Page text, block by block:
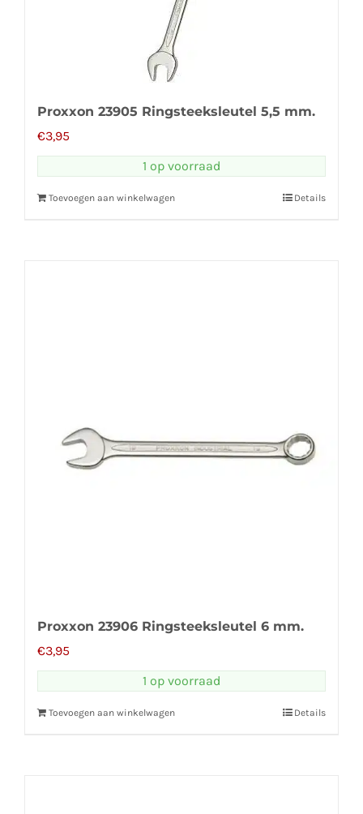
Proxxon 23905 Ringsteeksleutel 5,5 mm.
€3,95
1 op voorraad
Toevoegen aan winkelwagen Details
Proxxon 23906 Ringsteeksleutel 6 mm.
€3,95
1 op voorraad
Toevoegen aan winkelwagen Details